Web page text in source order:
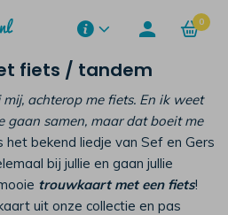
0
fiets / tandem
achterop me fiets. En ik weet
samen, maar dat boeit me
het bekend liedje van Sef en Gers
bij jullie en gaan jullie
trouwkaart met een fiets!
uit onze collectie en pas